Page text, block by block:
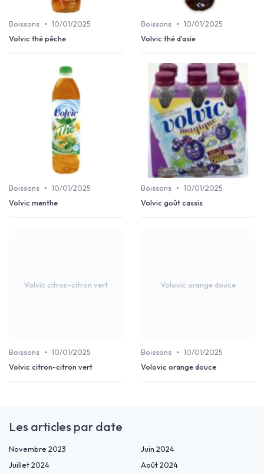
Boissons • 10/01/2025
Volvic thé pêche
Boissons • 10/01/2025
Volvic thé d'asie
Boissons • 10/01/2025
Volvic menthe
Boissons • 10/01/2025
Volvic goût cassis
Volvic citron-citron vert
Boissons • 10/01/2025
Volvic citron-citron vert
Volovic orange douce
Boissons • 10/01/2025
Volovic orange douce
Les articles par date
Novembre 2023
Juin 2024
Juillet 2024
Août 2024